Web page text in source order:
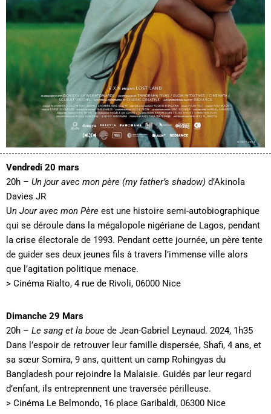
Vendredi 20 mars
20h – Un jour avec mon père (my father’s shadow) d’Akinola
Davies JR
Un Jour avec mon Père est une histoire semi-autobiographique
qui se déroule dans la mégalopole nigériane de Lagos, pendant
la crise électorale de 1993. Pendant cette journée, un père tente
de guider ses deux jeunes fils à travers l’immense ville alors
que l’agitation politique menace.
> Cinéma Rialto, 4 rue de Rivoli, 06000 Nice
Dimanche 29 Mars
20h – Le sang et la boue de Jean-Gabriel Leynaud. 2024, 1h35
Dans l’espoir de retrouver leur famille dispersée, Shafi, 4 ans, et
sa sœur Somira, 9 ans, quittent un camp Rohingyas du
Bangladesh pour rejoindre la Malaisie. Guidés par leur regard
d’enfant, ils entreprennent une traversée périlleuse.
> Cinéma Le Belmondo, 16 place Garibaldi, 06300 Nice